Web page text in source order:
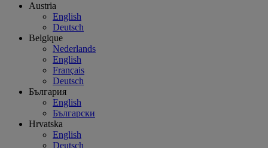
Austria
English
Deutsch
Belgique
Nederlands
English
Français
Deutsch
България
English
Български
Hrvatska
English
Deutsch